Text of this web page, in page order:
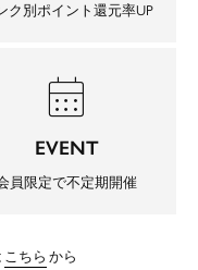
ク別ポイント還元率UP
calendar_month
EVENT
員限定で不定期開催
こちら から